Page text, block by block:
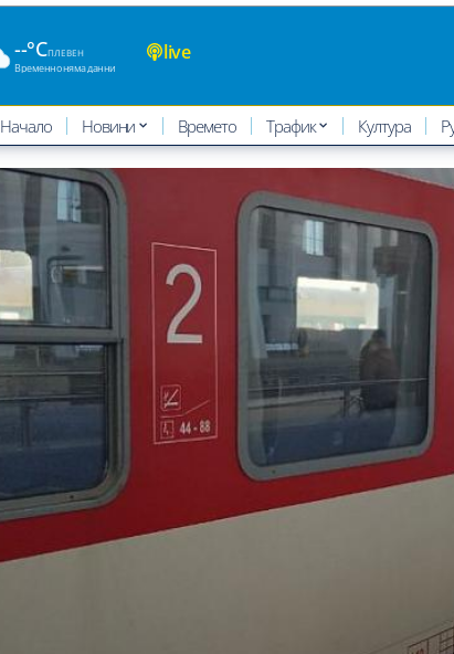
--°CПЛЕВЕН
Временно няма данни
live
Начало Новини Времето Трафик Култура